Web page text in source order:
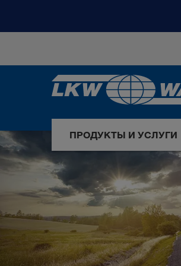
ПРОДУКТЫ И УСЛУГИ